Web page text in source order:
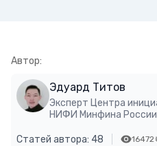
Автор:
Эдуард Титов
Эксперт Центра
НИФИ Минфина России
Статей автора: 48 16472